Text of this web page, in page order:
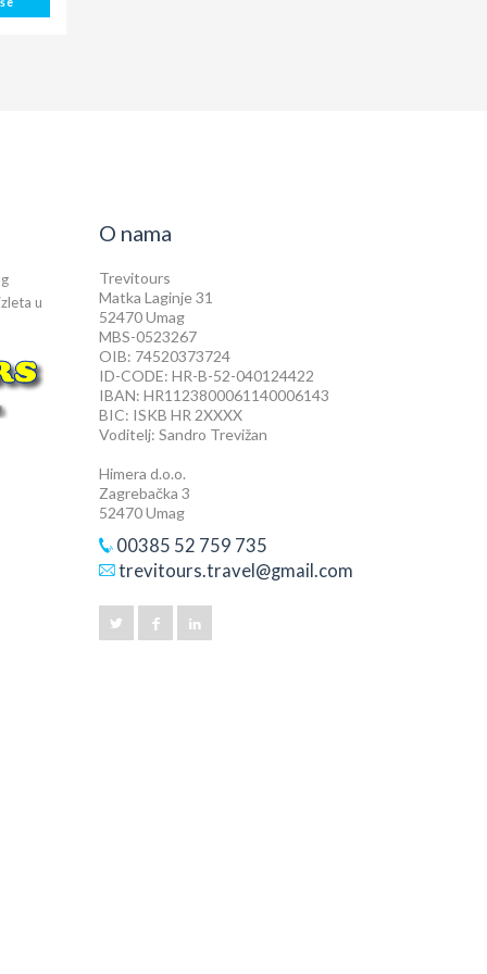
u
O nama
Trevitours
Matka Laginje 31
52470 Umag
MBS-0523267
OIB: 74520373724
ID-CODE: HR-B-52-040124422
IBAN: HR1123800061140006143
BIC: ISKB HR 2XXXX
Voditelj: Sandro Trevižan
Himera d.o.o.
Zagrebačka 3
52470 Umag
00385 52 759 735
trevitours.travel@gmail.com